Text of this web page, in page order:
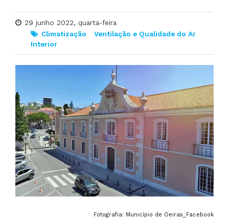
29 junho 2022, quarta-feira
Climatização
Ventilação e Qualidade do Ar
Interior
Fotografia: Município de Oeiras_Facebook